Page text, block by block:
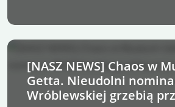
[NASZ NEWS] Chaos w
Getta. Nieudolni
Wróblewskiej grzebią